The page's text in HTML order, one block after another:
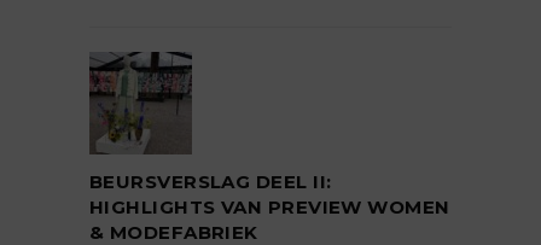
BEURSVERSLAG DEEL II:
HIGHLIGHTS VAN PREVIEW WOMEN
& MODEFABRIEK